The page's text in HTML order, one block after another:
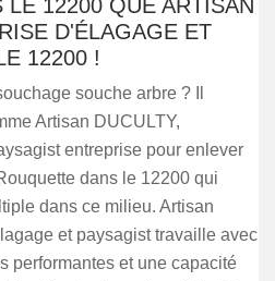
LE 12200 QUE ARTISAN
D'ÉLAGAGE ET
12200 !
souche arbre ? Il
Artisan DUCULTY,
entreprise pour enlever
dans le 12200 qui
dans ce milieu. Artisan
et paysagist travaille avec
performantes et une capacité